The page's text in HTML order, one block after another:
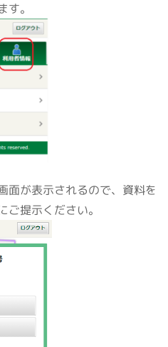
。
面が表示されるので、資料を
提示ください。